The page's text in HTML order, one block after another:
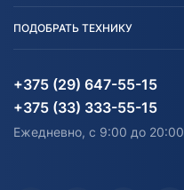
Блог
Карта сайта
Согласие на обработку
Информация до получения
согласия на обработку
персональных данных
Агротехника
Водный транспорт
Электротранспорт
Активный отдых и спорт
ПОДОБРАТЬ ТЕХНИКУ
Агротехника
Электротранспорт
Лодочные моторные
+375 (29) 647-55-15
+375 (33) 333-55-15
Ежедневно, с 9:00 до 20:00